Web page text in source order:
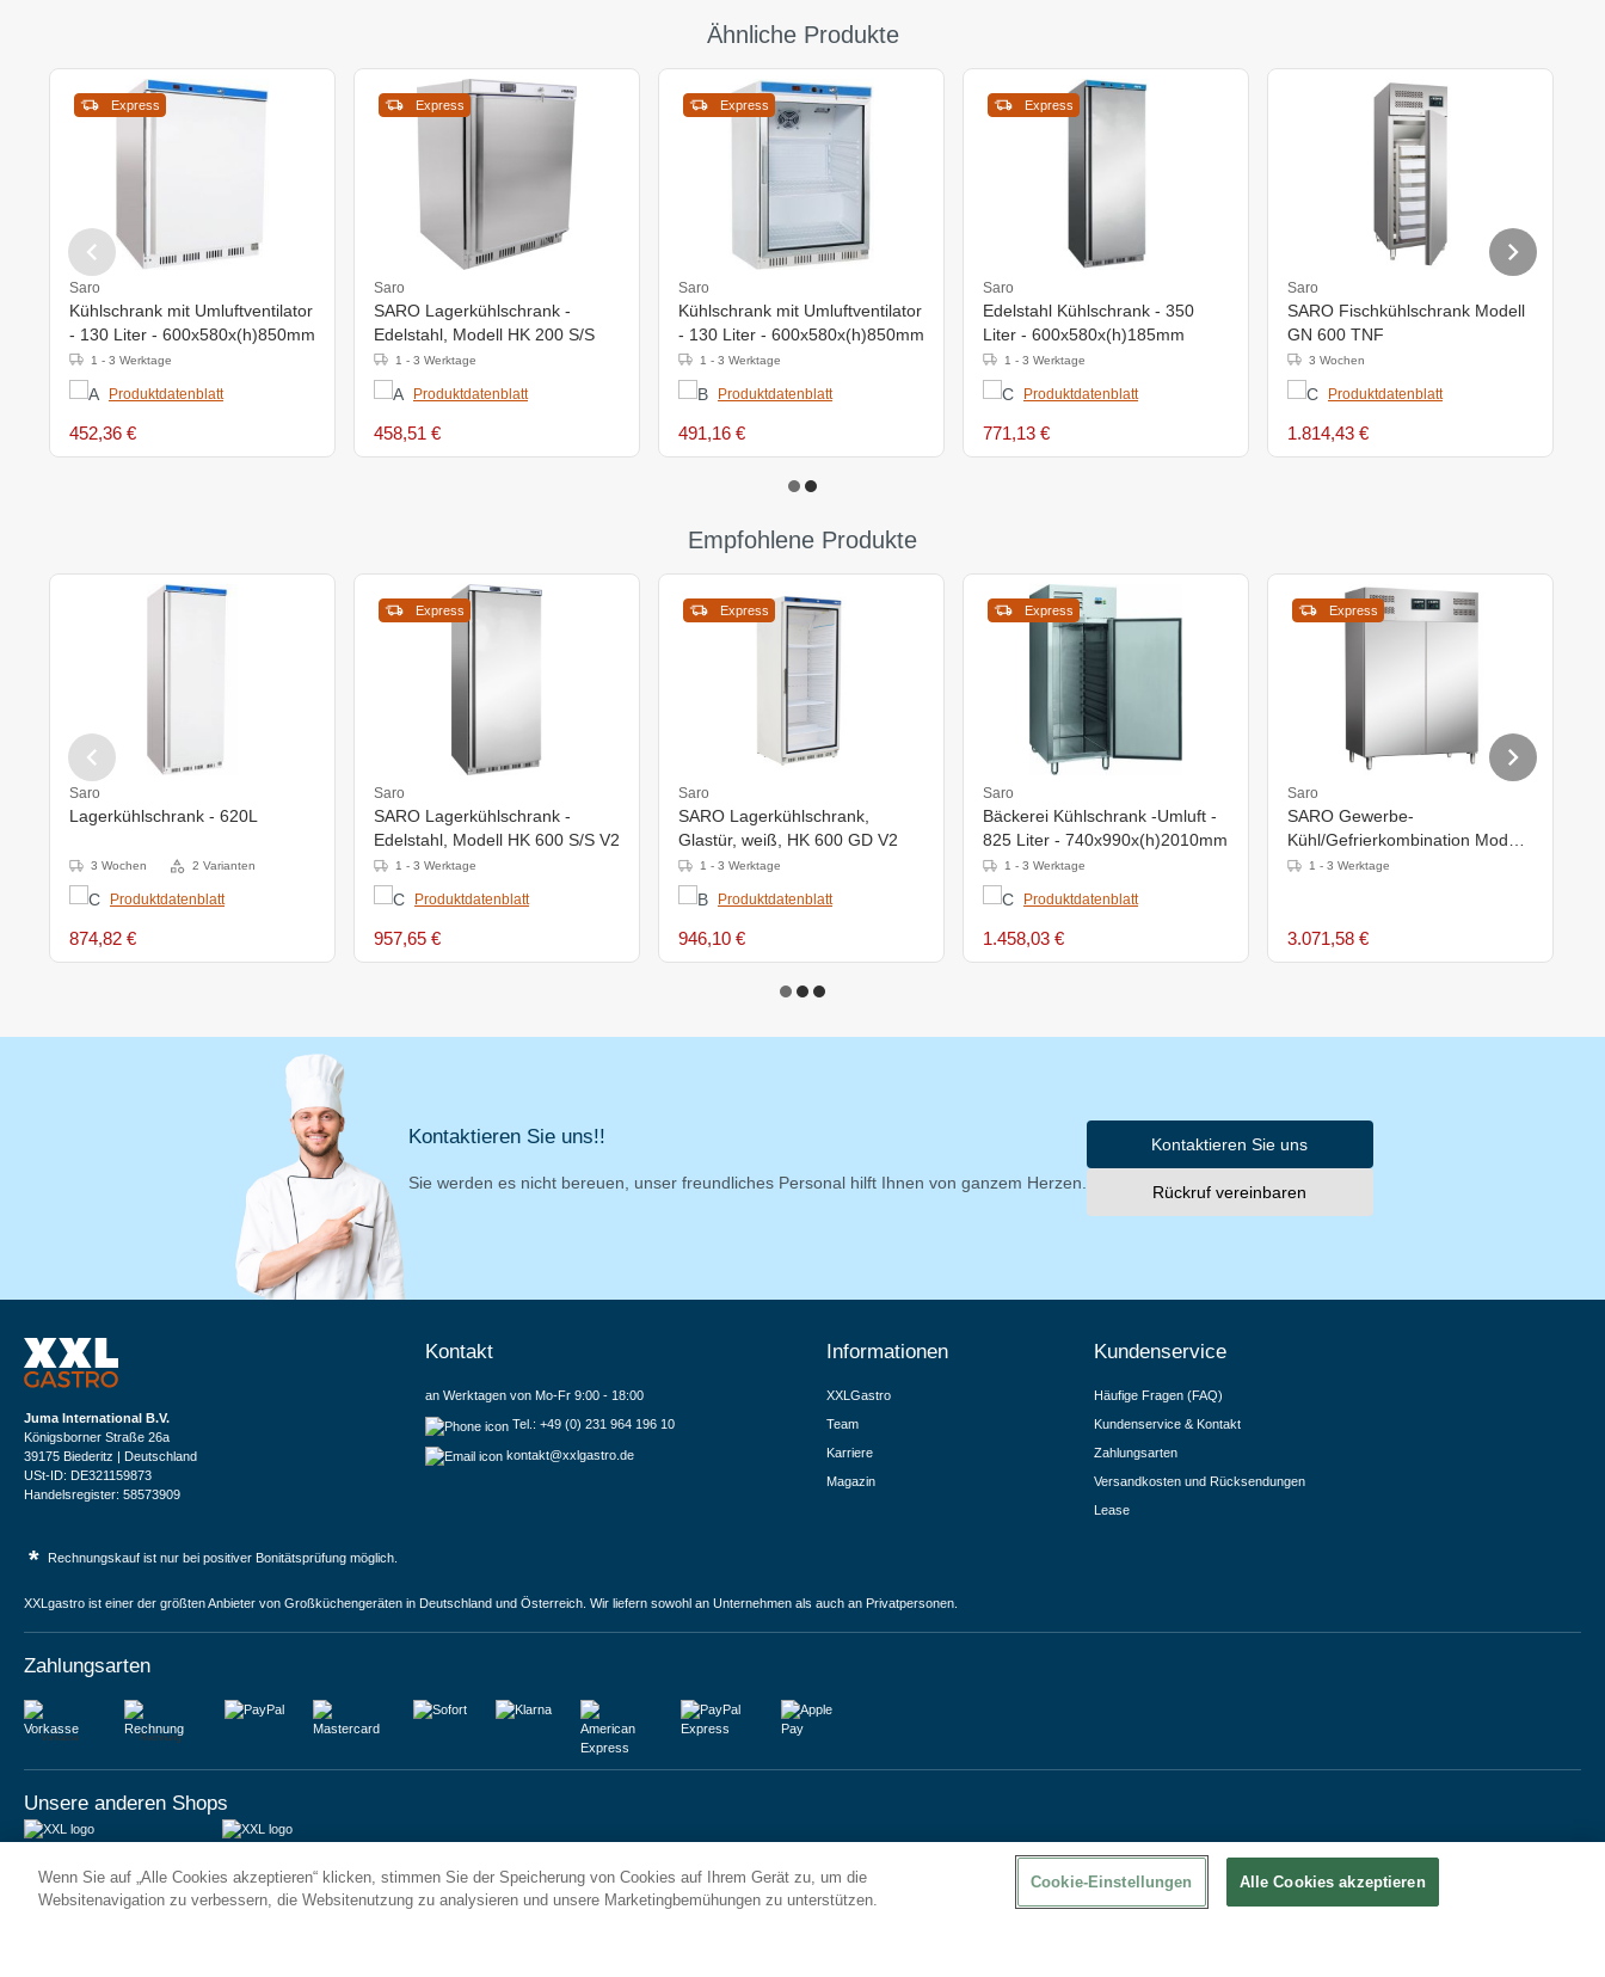
Ähnliche Produkte
Express
Saro
Kühlschrank mit Umluftventilator
- 130 Liter - 600x580x(h)850mm
1 - 3 Werktage
Produktdatenblatt
452,36 €
Express
Saro
SARO Lagerkühlschrank -
Edelstahl, Modell HK 200 S/S
1 - 3 Werktage
Produktdatenblatt
458,51 €
Express
Saro
Kühlschrank mit Umluftventilator
- 130 Liter - 600x580x(h)850mm
1 - 3 Werktage
Produktdatenblatt
491,16 €
Express
Saro
Edelstahl Kühlschrank - 350
Liter - 600x580x(h)185mm
1 - 3 Werktage
Produktdatenblatt
771,13 €
Saro
SARO Fischkühlschrank Modell
GN 600 TNF
3 Wochen
Produktdatenblatt
1.814,43 €
Empfohlene Produkte
Saro
Lagerkühlschrank - 620L
3 Wochen 2 Varianten
Produktdatenblatt
874,82 €
Express
Saro
SARO Lagerkühlschrank -
Edelstahl, Modell HK 600 S/S V2
1 - 3 Werktage
Produktdatenblatt
957,65 €
Express
Saro
SARO Lagerkühlschrank,
Glastür, weiß, HK 600 GD V2
1 - 3 Werktage
Produktdatenblatt
946,10 €
Express
Saro
Bäckerei Kühlschrank -Umluft -
825 Liter - 740x990x(h)2010mm
1 - 3 Werktage
Produktdatenblatt
1.458,03 €
Express
Saro
SARO Gewerbe-
Kühl/Gefrierkombination Modell
GN 120 DTV
1 - 3 Werktage
3.071,58 €
Kontaktieren Sie uns!!
Sie werden es nicht bereuen, unser freundliches Personal hilft Ihnen von ganzem Herzen.
Kontaktieren Sie uns
Rückruf vereinbaren
Juma International B.V.
Königsborner Straße 26a
39175 Biederitz | Deutschland
USt-ID: DE321159873
Handelsregister: 58573909
Kontakt
an Werktagen von Mo-Fr 9:00 - 18:00
Tel.: +49 (0) 231 964 196 10
kontakt@xxlgastro.de
Informationen
XXLGastro
Team
Karriere
Magazin
Kundenservice
Häufige Fragen (FAQ)
Kundenservice & Kontakt
Zahlungsarten
Versandkosten und Rücksendungen
Lease
* Rechnungskauf ist nur bei positiver Bonitätsprüfung möglich.
XXLgastro ist einer der größten Anbieter von Großküchengeräten in Deutschland und Österreich. Wir liefern sowohl an Unternehmen als auch an Privatpersonen.
Zahlungsarten
Vorkasse Rechnung
Unsere anderen Shops
6 Rue des Bateliers
92110 Clichy | France
Vrijheidweg 34
1521RR Wormerveer | Nederland
Wenn Sie auf „Alle Cookies akzeptieren“ klicken, stimmen Sie der Speicherung von Cookies auf Ihrem Gerät zu, um die
Websitenavigation zu verbessern, die Websitenutzung zu analysieren und unsere Marketingbemühungen zu unterstützen.
Cookie-Einstellungen Alle Cookies akzeptieren